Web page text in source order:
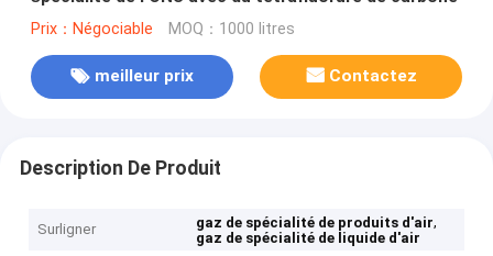
Prix：Négociable MOQ：1000 litres
meilleur prix Contactez
Description De Produit
Surligner gaz de spécialité de produits d'air,
gaz de spécialité de liquide d'air